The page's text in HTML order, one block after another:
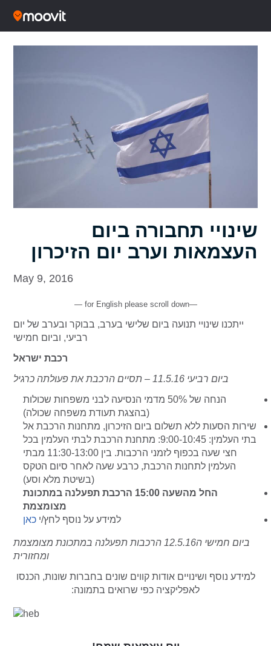
שינויי תחבורה ביום
העצמאות וערב יום הזיכרון
May 9, 2016
— for English please scroll down—
ייתכנו שינויי תנועה ביום שלישי בערב, בבוקר ובערב של יום
רביעי, וביום חמישי
רכבת ישראל
ביום רביעי 11.5.16 – תסיים הרכבת את פעולתה כרגיל
הנחה של 50% מדמי הנסיעה לבני משפחות שכולות
(בהצגת תעודת משפחה שכולה)
שירות הסעות ללא תשלום ביום הזיכרון, מתחנות הרכבת אל
בתי העלמין: 9:00-10:45: מתחנת הרכבת לבתי העלמין בכל
חצי שעה בכפוף לזמני הרכבות. בין 11:30-13:00 מבתי
העלמין לתחנות הרכבת, כרבע שעה לאחר סיום הטקס
(בשיטת מלא וסע)
החל מהשעה 15:00 הרכבת תפעלנה במתכונת
מצומצמת
למידע על נוסף לחץ/י כאן
ביום חמישי ה12.5.16 הרכבות תפעלנה במתכונת מצומצמת
ומחזורית
למידע נוסף ושינויים אודות קווים שונים בחברות שונות, הכנסו
לאפליקציה כפי שרואים בתמונה: